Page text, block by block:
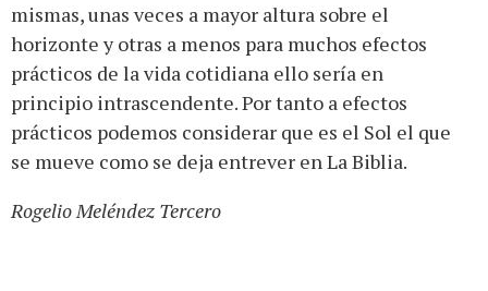
mismas, unas veces a mayor altura sobre el
horizonte y otras a menos para muchos efectos
prácticos de la vida cotidiana ello sería en
principio intrascendente. Por tanto a efectos
prácticos podemos considerar que es el Sol el que
se mueve como se deja entrever en La Biblia.
Rogelio Meléndez Tercero